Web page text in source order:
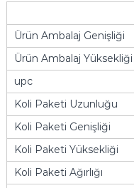
Ürün Ambalaj Genişliği
Ürün Ambalaj Yüksekliği
upc
Koli Paketi Uzunluğu
Koli Paketi Genişliği
Koli Paketi Yüksekliği
Koli Paketi Ağırlığı